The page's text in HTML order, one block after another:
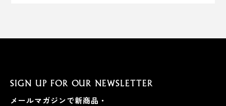
SIGN UP FOR OUR NEWSLETTER
メールマガジンで新商品・